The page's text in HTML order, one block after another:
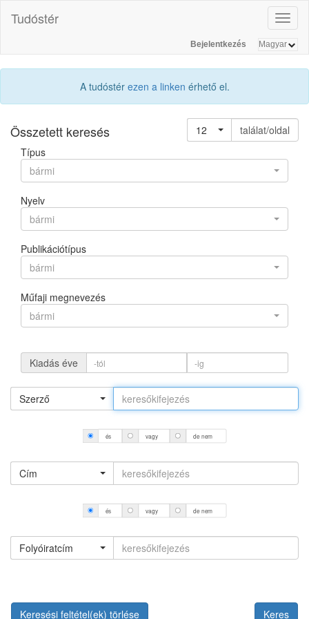
Tudóstér
Bejelentkezés
A tudóstér ezen a linken érhető el.
Összetett keresés 12
találat/oldal
Típus
bármi
Nyelv
bármi
Publikációtípus
bármi
Műfaji megnevezés
bármi
Kiadás éve
Szerző
és vagy de nem
Cím
és vagy de nem
Folyóiratcím
Keresési feltétel(ek) törlése